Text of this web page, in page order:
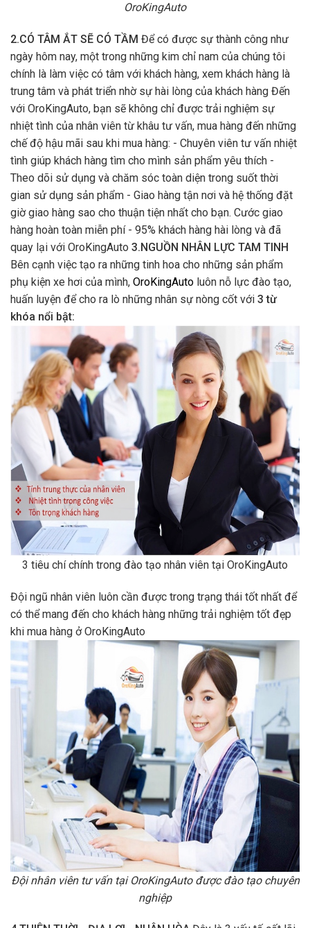
OroKingAuto
2.CÓ TÂM ẮT SẼ CÓ TẦM Để có được sự thành công như
ngày hôm nay, một trong những kim chỉ nam của chúng tôi
chính là làm việc có tâm với khách hàng, xem khách hàng là
trung tâm và phát triển nhờ sự hài lòng của khách hàng Đến
với OroKingAuto, bạn sẽ không chỉ được trải nghiệm sự
nhiệt tình của nhân viên từ khâu tư vấn, mua hàng đến những
chế độ hậu mãi sau khi mua hàng: - Chuyên viên tư vấn nhiệt
tình giúp khách hàng tìm cho mình sản phẩm yêu thích -
Theo dõi sử dụng và chăm sóc toàn diện trong suốt thời
gian sử dụng sản phẩm - Giao hàng tận nơi và hệ thống đặt
giờ giao hàng sao cho thuận tiện nhất cho bạn. Cước giao
hàng hoàn toàn miễn phí - 95% khách hàng hài lòng và đã
quay lại với OroKingAuto 3.NGUỒN NHÂN LỰC TAM TINH
Bên cạnh việc tạo ra những tinh hoa cho những sản phẩm
phụ kiện xe hơi của mình, OroKingAuto luôn nỗ lực đào tạo,
huấn luyện để cho ra lò những nhân sự nòng cốt với 3 từ
khóa nổi bật:
3 tiêu chí chính trong đào tạo nhân viên tại OroKingAuto
Đội ngũ nhân viên luôn cần được trong trạng thái tốt nhất để
có thể mang đến cho khách hàng những trải nghiệm tốt đẹp
khi mua hàng ở OroKingAuto
Đội nhân viên tư vấn tại OroKingAuto được đào tạo chuyên
nghiệp